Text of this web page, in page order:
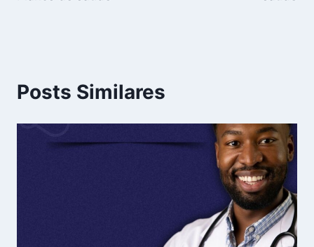
Posts Similares